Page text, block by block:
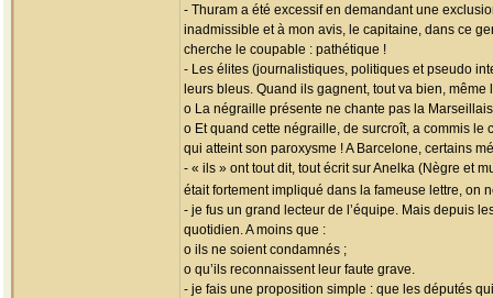
- Thuram a été excessif en demandant une
inadmissible et à mon avis, le capitaine, dans ce
cherche le coupable : pathétique !
- Les élites (journalistiques, politiques et pseudo
leurs bleus. Quand ils gagnent, tout va bien,
o La négraille présente ne chante pas la
o Et quand cette négraille, de surcroît, a commis le
qui atteint son paroxysme ! A Barcelone, certains
- « ils » ont tout dit, tout écrit sur Anelka (Nègre et
était fortement impliqué dans la fameuse lettre,
- je fus un grand lecteur de l’équipe. Mais depuis
quotidien. A moins que :
o ils ne soient condamnés ;
o qu’ils reconnaissent leur faute grave.
- je fais une proposition simple : que les députés